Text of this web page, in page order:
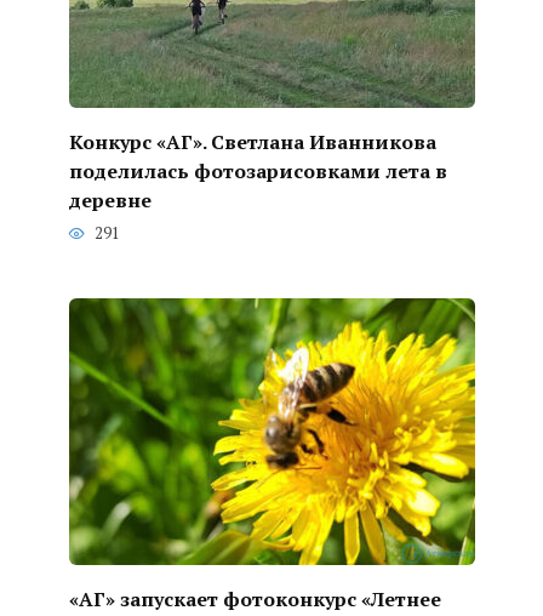
Конкурс «АГ». Светлана Иванникова
поделилась фотозарисовками лета в
деревне
291
«АГ» запускает фотоконкурс «Летнее